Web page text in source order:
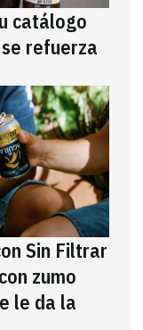
catálogo
refuerza
Sin Filtrar
zumo
le da la